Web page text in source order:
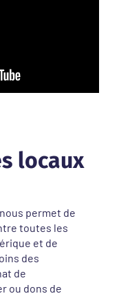
locaux
permet de
toutes les
et de
des
de
ou dons de